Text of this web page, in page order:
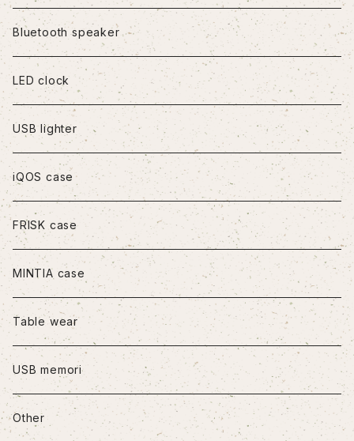
iPhoneX/XS
iPhoneXR
iPhoneXS Max
iPhone11
iPhone11Pro
iPhone11Pro Max
iPhone12/12Pro
iPhone12mini
iPhone12Pro Max
Bluetooth speaker
LED clock
USB lighter
iQOS case
FRISK case
MINTIA case
Table wear
USB memori
Other